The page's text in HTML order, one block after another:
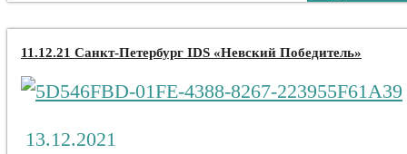
11.12.21 Санкт-Петербург IDS «Невский Победитель»
13.12.2021